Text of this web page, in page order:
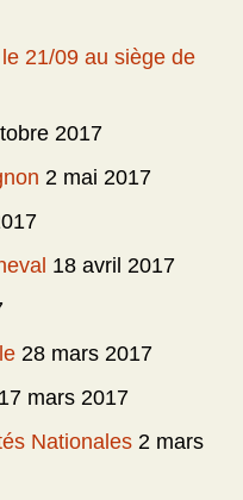
21/09 au siège de
2017
2 mai 2017
18 avril 2017
28 mars 2017
17 mars 2017
Nationales 2 mars